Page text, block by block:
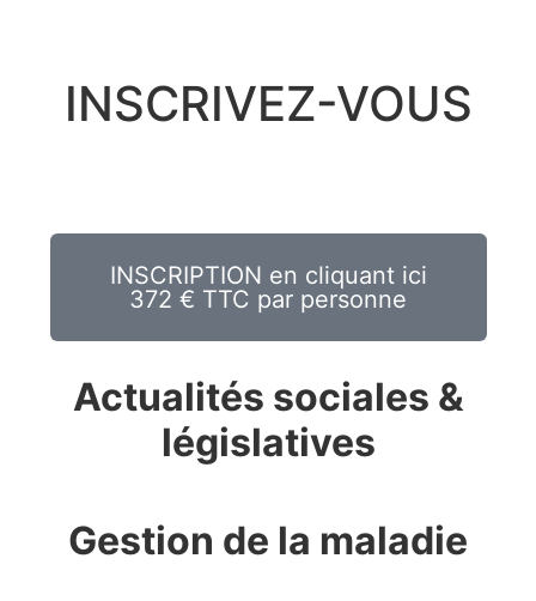
INSCRIVEZ-VOUS
INSCRIPTION en cliquant ici
372 € TTC par personne
Actualités sociales &
législatives
Gestion de la maladie